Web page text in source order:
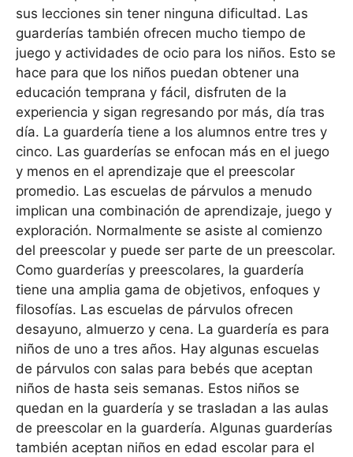
sus lecciones sin tener ninguna dificultad. Las
guarderías también ofrecen mucho tiempo de
juego y actividades de ocio para los niños. Esto se
hace para que los niños puedan obtener una
educación temprana y fácil, disfruten de la
experiencia y sigan regresando por más, día tras
día. La guardería tiene a los alumnos entre tres y
cinco. Las guarderías se enfocan más en el juego
y menos en el aprendizaje que el preescolar
promedio. Las escuelas de párvulos a menudo
implican una combinación de aprendizaje, juego y
exploración. Normalmente se asiste al comienzo
del preescolar y puede ser parte de un preescolar.
Como guarderías y preescolares, la guardería
tiene una amplia gama de objetivos, enfoques y
filosofías. Las escuelas de párvulos ofrecen
desayuno, almuerzo y cena. La guardería es para
niños de uno a tres años. Hay algunas escuelas
de párvulos con salas para bebés que aceptan
niños de hasta seis semanas. Estos niños se
quedan en la guardería y se trasladan a las aulas
de preescolar en la guardería. Algunas guarderías
también aceptan niños en edad escolar para el